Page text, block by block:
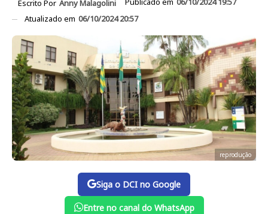
Escrito Por Anny Malagolini
Atualizado em 06/10/2024 20:57
reprodução
Siga o DCI no Google
Entre no canal do WhatsApp